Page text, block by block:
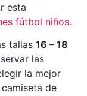
esta
fútbol niños.
tallas16 – 18
las
la mejor
de